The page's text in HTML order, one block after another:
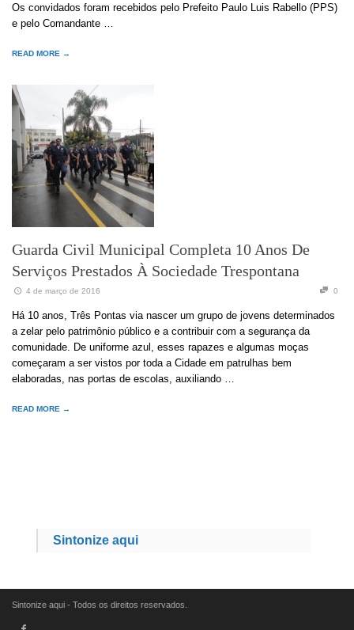
Os convidados foram recebidos pelo Prefeito Paulo Luis Rabello (PPS)
e pelo Comandante …
READ MORE →
Guarda Civil Municipal Completa 10 Anos De
Serviços Prestados À Sociedade Trespontana
4 de março de 2016 0
Há 10 anos, Três Pontas via nascer um grupo de jovens determinados
a zelar pelo patrimônio público e a contribuir com a segurança da
comunidade. De uniforme azul, esses rapazes e algumas moças
começaram a ser vistos por toda a Cidade em patrulhas bem
elaboradas, nas portas de escolas, auxiliando …
READ MORE →
Sintonize aqui
Sintonize aqui - Todos os direitos reservados.